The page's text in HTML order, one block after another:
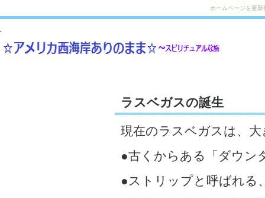
ホームページを更
ラスベガスの誕生
現在のラスベガスは、
●古くからある「ダウン
●ストリップと呼ばれる